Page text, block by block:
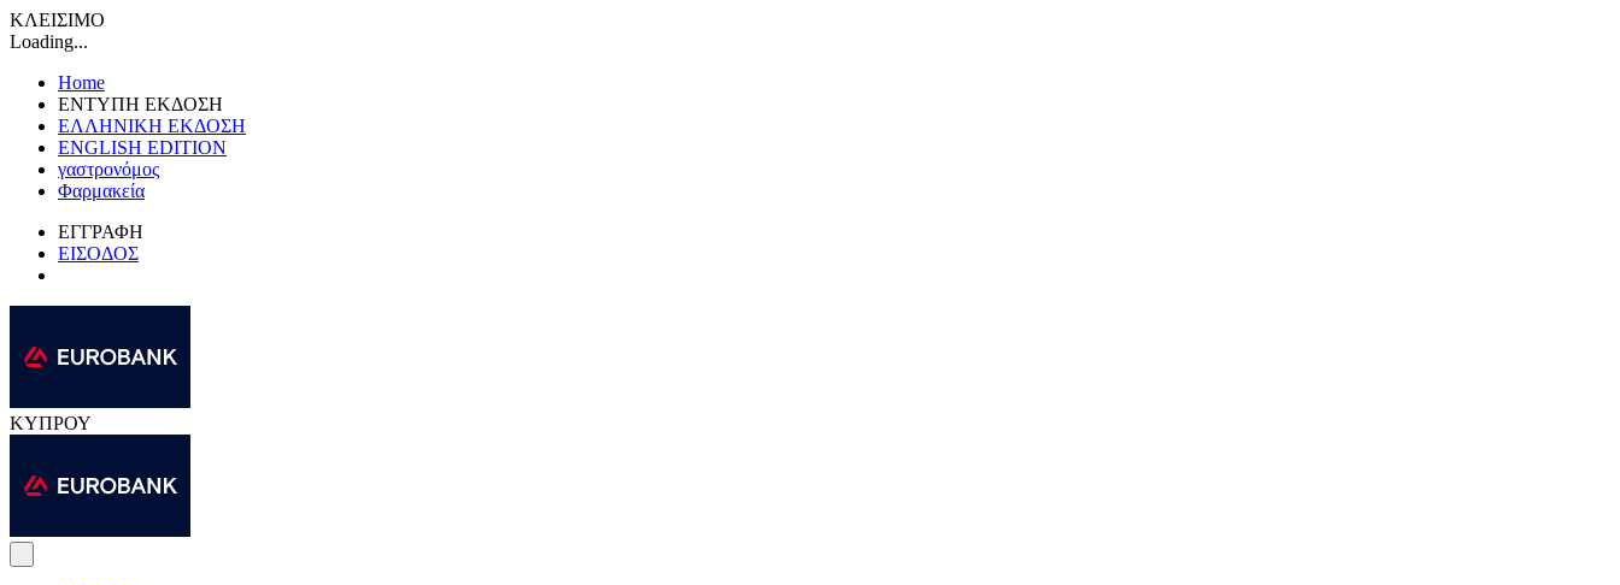
ΚΛΕΙΣΙΜΟ
Loading...
Home
ΕΝΤΥΠΗ ΕΚΔΟΣΗ
ΕΛΛΗΝΙΚΗ ΕΚΔΟΣΗ
ENGLISH EDITION
γαστρονόμος
Φαρμακεία
ΕΓΓΡΑΦΗ
ΕΙΣΟΔΟΣ
ΚΥΠΡΟΥ